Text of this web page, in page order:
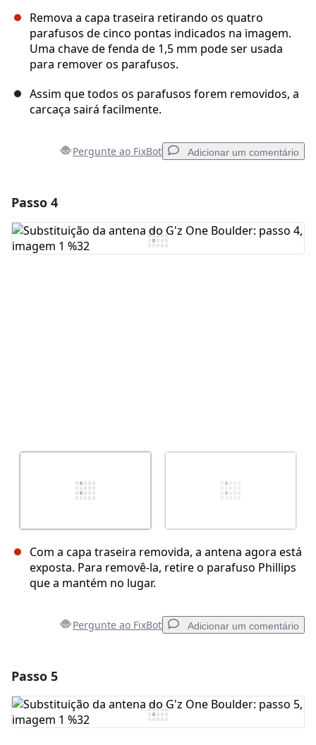
Remova a capa traseira retirando os quatro
parafusos de cinco pontas indicados na imagem.
Uma chave de fenda de 1,5 mm pode ser usada
para remover os parafusos.
Assim que todos os parafusos forem removidos, a
carcaça sairá facilmente.
Pergunte ao FixBot Adicionar um comentário
Comentar
Passo 4
Com a capa traseira removida, a antena agora está
exposta. Para removê-la, retire o parafuso Phillips
que a mantém no lugar.
Pergunte ao FixBot Adicionar um comentário
Comentar
Passo 5